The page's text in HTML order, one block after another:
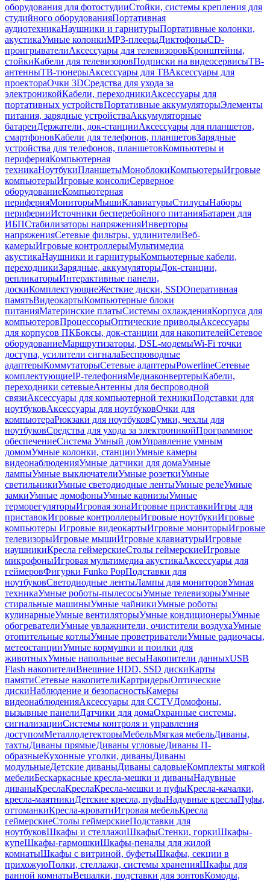
оборудования для фотостудииСтойки, системы крепления для
студийного оборудованияПортативная
аудиотехникаНаушники и гарнитурыПортативные колонки,
акустикаУмные колонкиMP3-плеерыДиктофоныCD-
проигрывателиАксессуары для телевизоровКронштейны,
стойкиКабели для телевизоровПодписки на видеосервисыТВ-
антенныТВ-тюнерыАксессуары для ТВАксессуары для
проектораОчки 3DСредства для ухода за
электроникойКабели, переходникиАксессуары для
портативных устройствПортативные аккумуляторыЭлементы
питания, зарядные устройстваАккумуляторные
батареиДержатели, док-станцииАксессуары для планшетов,
смартфоновКабели для телефонов, планшетовЗарядные
устройства для телефонов, планшетовКомпьютеры и
периферияКомпьютерная
техникаНоутбукиПланшетыМоноблокиКомпьютерыИгровые
компьютерыИгровые консолиСерверное
оборудованиеКомпьютерная
периферияМониторыМышиКлавиатурыСтилусыНаборы
периферииИсточники бесперебойного питанияБатареи для
ИБПСтабилизаторы напряженияИнверторы
напряженияСетевые фильтры, удлинителиВеб-
камерыИгровые контроллерыМультимедиа
акустикаНаушники и гарнитурыКомпьютерные кабели,
переходникиЗарядные, аккумуляторыДок-станции,
репликаторыИнтерактивные панели,
доскиКомплектующиеЖесткие диски, SSDОперативная
памятьВидеокартыКомпьютерные блоки
питанияМатеринские платыСистемы охлажденияКорпуса для
компьютеровПроцессорыОптические приводыАксессуары
для корпусов ПКБоксы, док-станции для накопителейСетевое
оборудованиеМаршрутизаторы, DSL-модемыWi-Fi точки
доступа, усилители сигналаБеспроводные
адаптерыКоммутаторыСетевые адаптерыPowerlineСетевые
комплектующиеIP-телефонияМедиаконвертерыКабели,
переходники сетевыеАнтенны для беспроводной
связиАксессуары для компьютерной техникиПодставки для
ноутбуковАксессуары для ноутбуковОчки для
компьютераРюкзаки для ноутбуковСумки, чехлы для
ноутбуковСредства для ухода за электроникойПрограммное
обеспечениеСистема Умный домУправление умным
домомУмные колонки, станцииУмные камеры
видеонаблюденияУмные датчики для домаУмные
лампыУмные выключателиУмные розеткиУмные
светильникиУмные светодиодные лентыУмные релеУмные
замкиУмные домофоныУмные карнизыУмные
терморегуляторыИгровая зонаИгровые приставкиИгры для
приставокИгровые контроллерыИгровые ноутбукиИгровые
компьютеры Игровые видеокартыИгровые мониторыИгровые
телевизорыИгровые мышиИгровые клавиатурыИгровые
наушникиКресла геймерскиеСтолы геймерскиеИгровые
микрофоныИгровая мультимедиа акустикаАксессуары для
геймеровФигурки Funko PopПодставки для
ноутбуковСветодиодные лентыЛампы для мониторовУмная
техникаУмные роботы-пылесосыУмные телевизорыУмные
стиральные машиныУмные чайникиУмные роботы
кулинарныеУмные вентиляторыУмные кондиционерыУмные
обогревателиУмные увлажнители, очистители воздухаУмные
отопительные котлыУмные проветривателиУмные радиочасы,
метеостанцииУмные кормушки и поилки для
животныхУмные напольные весыНакопители данныхUSB
Flash накопителиВнешние HDD, SSD дискиКарты
памятиСетевые накопителиКартридерыОптические
дискиНаблюдение и безопасностьКамеры
видеонаблюденияАксессуары для CCTVДомофоны,
вызывные панелиДатчики для домаОхранные системы,
сигнализацииСистемы контроля и управления
доступомМеталлодетекторыМебельМягкая мебельДиваны,
тахтыДиваны прямыеДиваны угловыеДиваны П-
образныеКухонные уголки, диваныДиваны
модульныеДетские диваныДиваны садовыеКомплекты мягкой
мебелиБескаркасные кресла-мешки и диваныНадувные
диваныКреслаКреслаКресла-мешки и пуфыКресла-качалки,
кресла-маятникиДетские кресла, пуфыНадувные креслаПуфы,
оттоманкиКресла-кроватиИгровая мебельКресла
геймерскиеСтолы геймерскиеПодставки для
ноутбуковШкафы и стеллажиШкафыСтенки, горкиШкафы-
купеШкафы-гармошкиШкафы-пеналы для жилой
комнатыШкафы с витриной, буфетыШкафы, секции в
прихожуюПолки, стеллажи, системы храненияШкафы для
ванной комнатыВешалки, подставки для зонтовКомоды,